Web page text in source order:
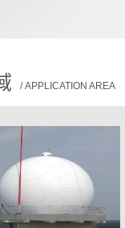
/ APPLICATION AREA